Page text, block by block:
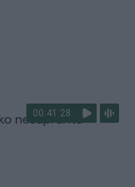
00:41:28
nesupranta